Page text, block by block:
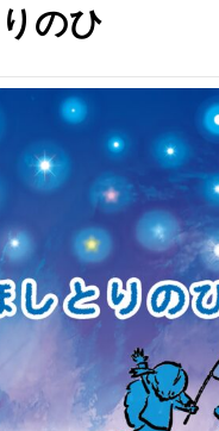
のひ